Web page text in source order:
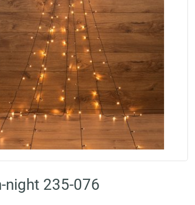
night 235-076